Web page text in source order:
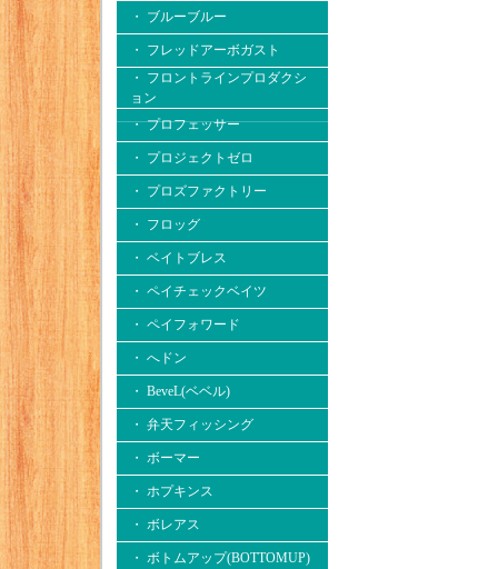
・ ブルーブルー
・ フレッドアーボガスト
・ フロントラインプロダクシ
ョン
・ プロフェッサー
・ プロジェクトゼロ
・ プロズファクトリー
・ フロッグ
・ ベイトブレス
・ ペイチェックベイツ
・ ペイフォワード
・ へドン
・ BeveL(ベベル)
・ 弁天フィッシング
・ ボーマー
・ ホプキンス
・ ボレアス
・ ボトムアップ(BOTTOMUP)